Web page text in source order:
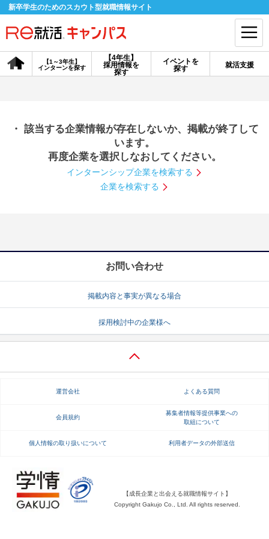
新卒学生のためのスカウト型就職情報サイト
【4年生】
採用情報を
探す
【1～3年生】
インターンを探す
イベントを
探す
就活支援
会員登録 ログイン
探す
【4年生】
説明会を探す
インターンを探す
就活ノウハウ・サポート
就活支援
就活ノウハウが満載！ お役立ち記事・相談室など
適職診断 就活チャンネル
・ 該当する企業情報が存在しないか、掲載が終了して
います。
再度企業を選択しなおしてください。
インターンシップ企業を検索する
企業を検索する
お問い合わせ
掲載内容と事実が異なる場合
採用検討中の企業様へ
運営会社 よくある質問
会員規約
募集者情報等提供事業への
取組について
個人情報の取り扱いについて 利用者データの外部送信
【成長企業と出会える就職情報サイト】
Copyright Gakujo Co., Ltd. All rights reserved.